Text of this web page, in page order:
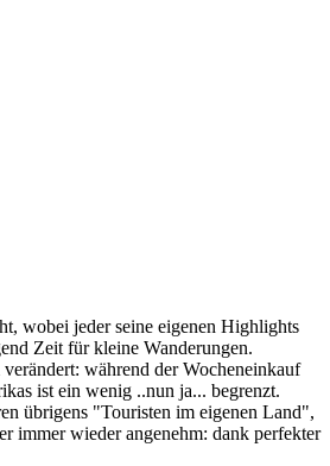
wobei jeder seine eigenen Highlights
Zeit für kleine Wanderungen.
während der Wocheneinkauf
ist ein wenig ..nun ja... begrenzt.
übrigens "Touristen im eigenen Land",
immer wieder angenehm: dank perfekter